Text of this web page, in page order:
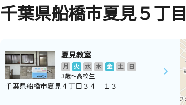
千葉県船橋市夏見５丁目
夏見教室
月 火 水 木 金 土
日
3歳～高校生
千葉県船橋市夏見４丁目３４－１３